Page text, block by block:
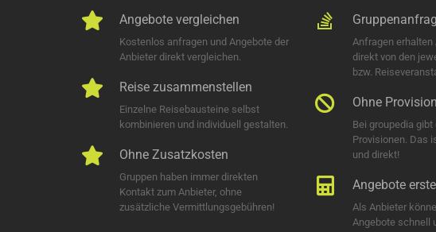
Angebote vergleichen
Kostenlos anfragen und Angebote der
Anbieter direkt vergleichen.
Reise zusammenstellen
Einzelne Reisebausteine selbst
kombinieren und individuell gestalten.
Ohne Zusatzkosten
Gruppen haben immer direkten
Kontakt zum Anbieter, ohne
zusätzliche Vermittlungsgebühren!
Anfragen erhalten
direkt von den
bzw.
Ohne Provision
Bei groupedia gibt
Provisionen. Das
und direkt!
Angebote
Als Anbieter
Angebote schnell